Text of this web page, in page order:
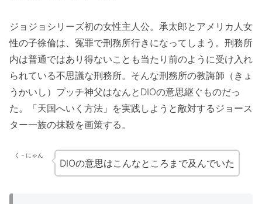
ジョジョシリーズ初の女性主人公。承太郎とアメリカ人女
性の子徐倫は、冤罪で刑務所行きになってしまう。刑務所
内は普通ではあり得ないことも当たり前のように受け入れ
られている不思議な刑務所。そんな刑務所の教誨師（きょ
うかいし）プッチ神父はなんとDIOの意思継ぐものだっ
た。「天国へいく方法」を実践しようと敵対するジョース
ター一族の抹殺を画策する。
く－にゃん
DIOの意思はこんなところまで及んでいた